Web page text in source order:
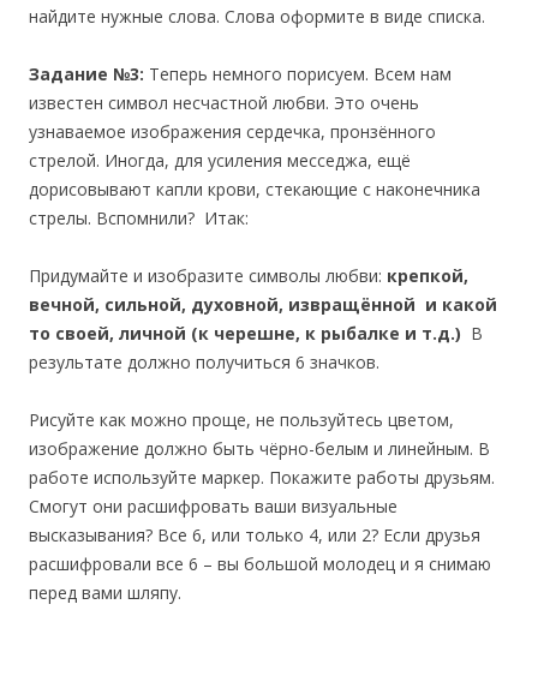
найдите нужные слова. Слова оформите в виде списка.
Задание №3: Теперь немного порисуем. Всем нам
известен символ несчастной любви. Это очень
узнаваемое изображения сердечка, пронзённого
стрелой. Иногда, для усиления месседжа, ещё
дорисовывают капли крови, стекающие с наконечника
стрелы. Вспомнили? Итак:
Придумайте и изобразите символы любви: крепкой,
вечной, сильной, духовной, извращённой и какой
то своей, личной (к черешне, к рыбалке и т.д.) В
результате должно получиться 6 значков.
Рисуйте как можно проще, не пользуйтесь цветом,
изображение должно быть чёрно-белым и линейным. В
работе используйте маркер. Покажите работы друзьям.
Смогут они расшифровать ваши визуальные
высказывания? Все 6, или только 4, или 2? Если друзья
расшифровали все 6 – вы большой молодец и я снимаю
перед вами шляпу.